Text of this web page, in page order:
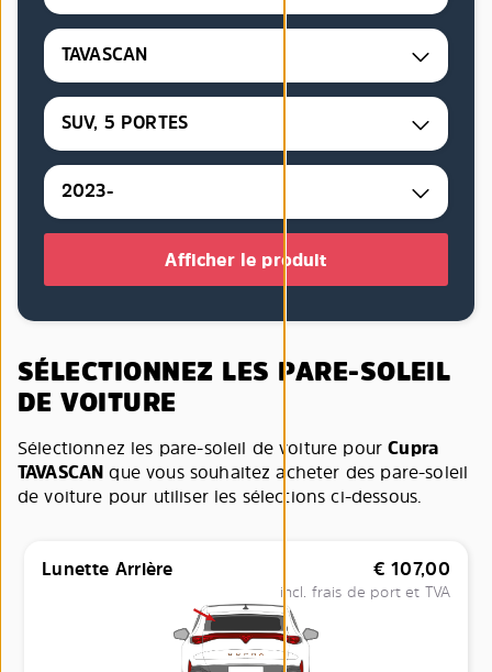
TAVASCAN
SUV, 5 PORTES
2023-
Afficher le produit
SÉLECTIONNEZ LES PARE-SOLEIL
DE VOITURE
Sélectionnez les pare-soleil de voiture pourCupra
TAVASCAN que vous souhaitez acheter des pare-soleil
de voiture pour utiliser les sélections ci-dessous.
Lunette Arrière € 107,00
incl. frais de port et TVA